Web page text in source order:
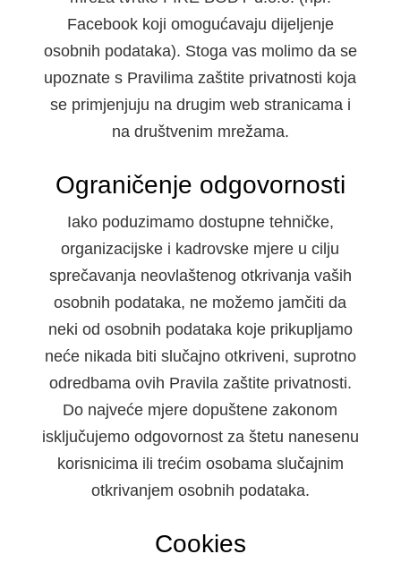
Facebook koji omogućavaju dijeljenje
osobnih podataka). Stoga vas molimo da se
upoznate s Pravilima zaštite privatnosti koja
se primjenjuju na drugim web stranicama i
na društvenim mrežama.
Ograničenje odgovornosti
Iako poduzimamo dostupne tehničke,
organizacijske i kadrovske mjere u cilju
sprečavanja neovlaštenog otkrivanja vaših
osobnih podataka, ne možemo jamčiti da
neki od osobnih podataka koje prikupljamo
neće nikada biti slučajno otkriveni, suprotno
odredbama ovih Pravila zaštite privatnosti.
Do najveće mjere dopuštene zakonom
isključujemo odgovornost za štetu nanesenu
korisnicima ili trećim osobama slučajnim
otkrivanjem osobnih podataka.
Cookies